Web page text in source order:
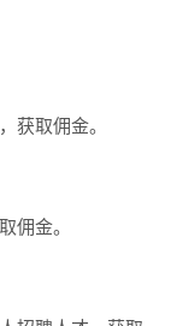
获取佣金。
佣金。